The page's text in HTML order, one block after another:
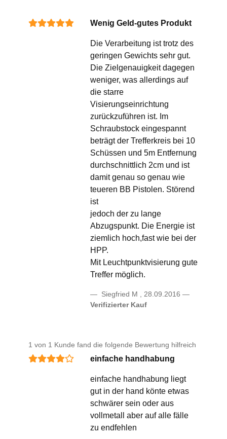
Wenig Geld-gutes Produkt
Die Verarbeitung ist trotz des
geringen Gewichts sehr gut.
Die Zielgenauigkeit dagegen
weniger, was allerdings auf
die starre
Visierungseinrichtung
zurückzuführen ist. Im
Schraubstock eingespannt
beträgt der Trefferkreis bei 10
Schüssen und 5m Entfernung
durchschnittlich 2cm und ist
damit genau so genau wie
teueren BB Pistolen. Störend
ist
jedoch der zu lange
Abzugspunkt. Die Energie ist
ziemlich hoch,fast wie bei der
HPP.
Mit Leuchtpunktvisierung gute
Treffer möglich.
Siegfried M , 28.09.2016
Verifizierter Kauf
1 von 1 Kunde fand die folgende Bewertung hilfreich
einfache handhabung
einfache handhabung liegt
gut in der hand könte etwas
schwärer sein oder aus
vollmetall aber auf alle fälle
zu endfehlen